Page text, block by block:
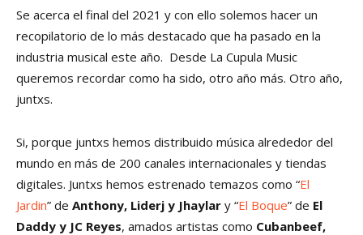
Se acerca el final del 2021 y con ello solemos hacer un
recopilatorio de lo más destacado que ha pasado en la
industria musical este año. Desde La Cupula Music
queremos recordar como ha sido, otro año más. Otro año,
juntxs.
Si, porque juntxs hemos distribuido música alrededor del
mundo en más de 200 canales internacionales y tiendas
digitales. Juntxs hemos estrenado temazos como “El
Jardin” de Anthony, Liderj y Jhaylar y “El Boque” de El
Daddy y JC Reyes, amados artistas como Cubanbeef,